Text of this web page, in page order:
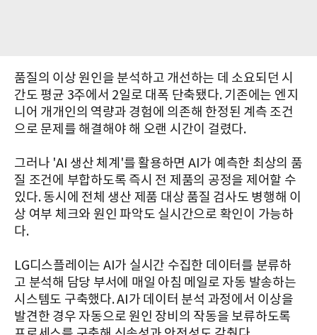
품질의 이상 원인을 분석하고 개선하는 데 소요되던 시
간도 평균 3주에서 2일로 대폭 단축됐다. 기존에는 엔지
니어 개개인의 역량과 경험에 의존해 한정된 계측 조건
으로 문제를 해결해야 해 오랜 시간이 걸렸다.
그러나 'AI 생산 체계'를 활용하면 AI가 예측한 최상의 품
질 조건에 부합하도록 즉시 전 제품의 공정을 제어할 수
있다. 동시에 전체 생산 제품 대상 품질 검사도 병행해 이
상 여부 체크와 원인 파악도 실시간으로 확인이 가능하
다.
LG디스플레이는 AI가 실시간 수집한 데이터를 분류하
고 분석해 담당 부서에 매일 아침 메일로 자동 발송하는
시스템도 구축했다. AI가 데이터 분석 과정에서 이상을
발견한 경우 자동으로 원인 장비의 작동을 보류하도록